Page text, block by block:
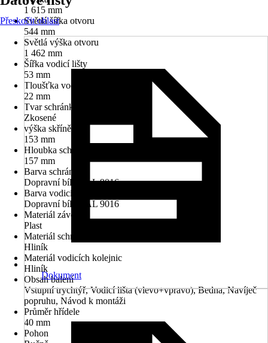
1 615 mm
Světlá šířka otvoru
544 mm
Světlá výška otvoru
1 462 mm
Šířka vodicí lišty
53 mm
Tloušťka vodicí lišty
22 mm
Tvar schránky
Zkosené
výška skříně
153 mm
Hloubka schránky
157 mm
Barva schránky
Dopravní bílá RAL 9016
Barva vodicích kolejnic
Dopravní bílá RAL 9016
Materiál závěsu
Plast
Materiál schránky
Hliník
Materiál vodicích kolejnic
Hliník
Obsah balení
Vstupní trychtýř, Vodicí lišta (vlevo+vpravo), Bedna, Navíječ
popruhu, Návod k montáži
Průměr hřídele
40 mm
Pohon
Přeskočit oblast
Dokument